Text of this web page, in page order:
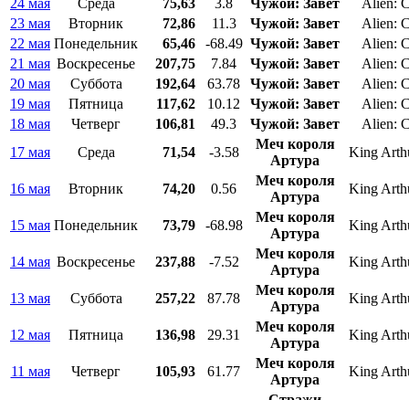
24 мая Среда 75,63 3.8 Чужой: Завет
Alien:
23 мая
Вторник 72,86 11.3 Чужой: Завет
Alien:
22 мая Понедельник 65,46 -68.49 Чужой: Завет
Alien:
21 мая Воскресенье 207,75 7.84 Чужой: Завет
Alien:
20 мая
Суббота 192,64 63.78 Чужой: Завет
Alien:
19 мая
Пятница 117,62 10.12 Чужой: Завет
Alien:
18 мая
Четверг 106,81 49.3 Чужой: Завет
Alien:
17 мая
Среда 71,54 -3.58
Меч короля
Артура
King
16 мая Вторник 74,20 0.56
Меч короля
Артура
King
15 мая Понедельник 73,79 -68.98
Меч короля
Артура
King
14 мая Воскресенье 237,88 -7.52
Меч короля
Артура
King
13 мая Суббота 257,22 87.78
Меч короля
Артура
King
12 мая Пятница 136,98 29.31
Меч короля
Артура
King
11 мая Четверг 105,93 61.77
Меч короля
Артура
King